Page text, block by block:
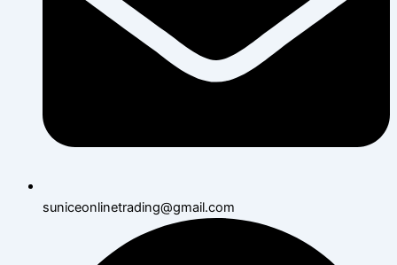
suniceonlinetrading@gmail.com